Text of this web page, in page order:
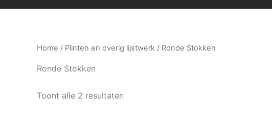
Home / Plinten en overig lijstwerk / Ronde Stokken
Ronde Stokken
Toont alle 2 resultaten